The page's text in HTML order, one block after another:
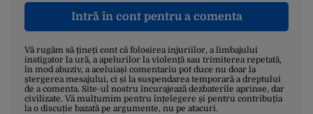
Intră în cont pentru a comenta
Vă rugăm să țineți cont că folosirea injuriilor, a limbajului
instigator la ură, a apelurilor la violență sau trimiterea repetată,
în mod abuziv, a aceluiași comentariu pot duce nu doar la
ștergerea mesajului, ci și la suspendarea temporară a dreptului
de a comenta. Site-ul nostru încurajează dezbaterile aprinse, dar
civilizate. Vă mulțumim pentru înțelegere și pentru contribuția
la o discuție bazată pe argumente, nu pe atacuri.